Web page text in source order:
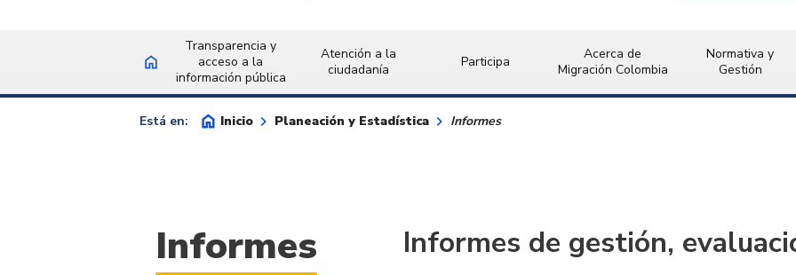
homeInicio
Transparencia y
acceso a la
información pública
Atención a la
ciudadanía
Participa
Acerca de
Migración Colombia
Normativa y
Gestión
Está en: home Inicio keyboard_arrow_right Planeación y Estadística keyboard_arrow_right Informes
Informes Informes de gestión,